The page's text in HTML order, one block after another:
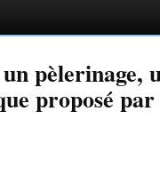
pèlerinage,
proposé